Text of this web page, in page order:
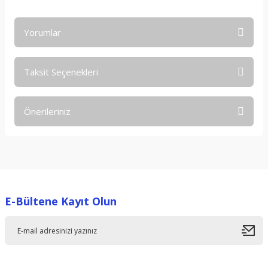
Yorumlar
Taksit Seçenekleri
Önerileriniz
Ürün resmi kalitesiz, bozuk veya görüntülenemiyor.
E-Bültene Kayıt Olun